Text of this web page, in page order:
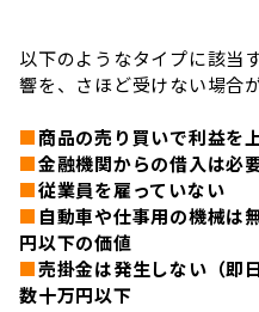
以下のようなタイプに該当
響を、さほど受けない場合
■商品の売り買いで利益を
■金融機関からの借入は必
■従業員を雇っていない
■ 自動車や仕事用の機械は
円以下の価値
■売掛金は発生しない（即
数十万円以下